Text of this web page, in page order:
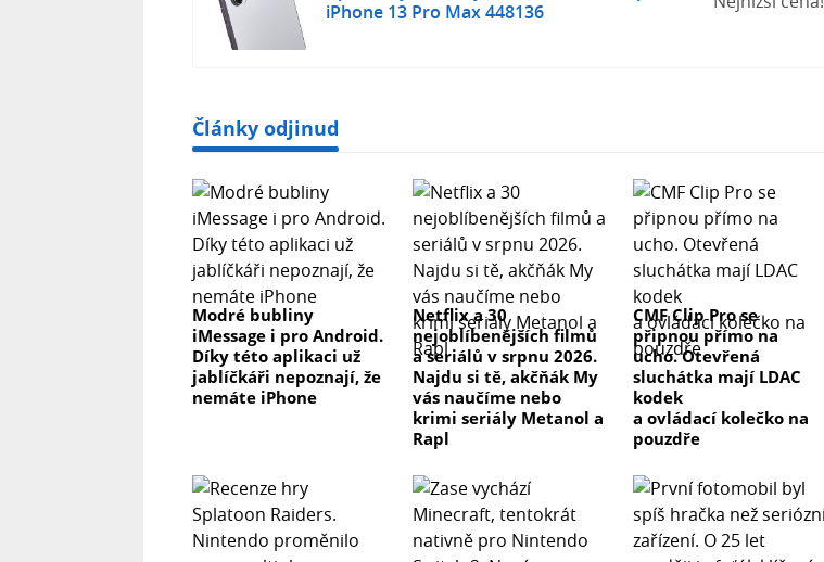
iPhone 13 Pro Max 448136
Články odjinud
Modré bubliny
iMessage i pro Android.
Díky této aplikaci už
jablíčkáři nepoznají, že
nemáte iPhone
Netflix a 30
nejoblíbenějších filmů
a seriálů v srpnu 2026.
Najdu si tě, akčňák My
vás naučíme nebo
krimi seriály Metanol a
Rapl
CMF Clip Pro se
připnou přímo na
ucho. Otevřená
sluchátka mají LDAC
kodek
a ovládací kolečko na
pouzdře